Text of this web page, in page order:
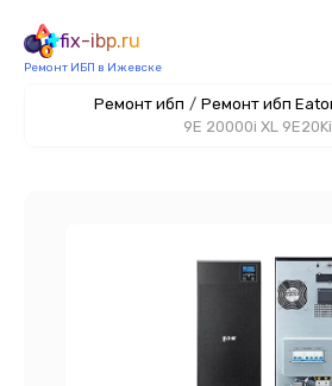
fix-ibp.ru
Ремонт ИБП в Ижевске
Ремонт ибп / Ремонт ибп
9E 20000i XL